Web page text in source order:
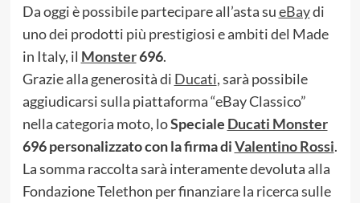
Da oggi è possibile partecipare all’asta sueBaydi
uno dei prodotti più prestigiosi e ambiti del Made
in Italy, il Monster696.
Grazie alla generosità di Ducati, sarà possibile
aggiudicarsi sulla piattaforma “eBay Classico”
nella categoria moto, loSpeciale Ducati Monster
696 personalizzato con la firma diValentino Rossi.
La somma raccolta sarà interamente devoluta alla
Fondazione Telethon per finanziare la ricerca sulle